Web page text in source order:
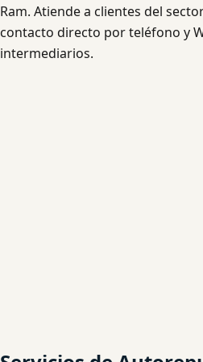
Ram. Atiende a clientes del
contacto directo por teléfono y
intermediarios.